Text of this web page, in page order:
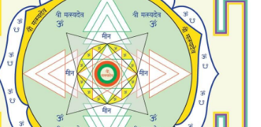
Cosmoveda
Rocky Mountain
Bücher
Wasserflaschen, Tassen
Stoffbinden